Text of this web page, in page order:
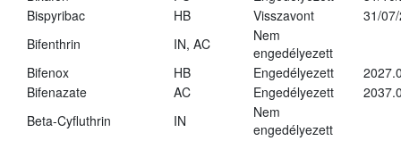
Bispyribac
HB Visszavont
31/
Bifenthrin
IN, AC
Nem
engedélyezett
Bifenox
HB Engedélyezett
Bifenazate
AC Engedélyezett
Beta-Cyfluthrin
IN
Nem
engedélyezett